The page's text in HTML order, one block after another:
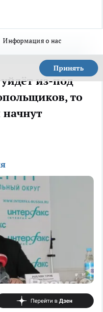
Информация о нас
Принять
из-под
то